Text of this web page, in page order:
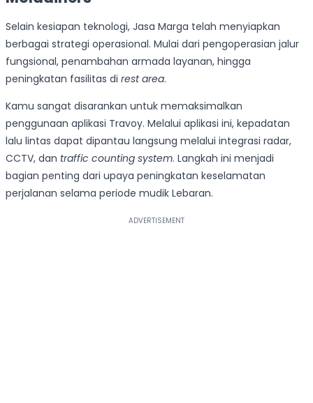
Selain kesiapan teknologi, Jasa Marga telah menyiapkan
berbagai strategi operasional. Mulai dari pengoperasian jalur
fungsional, penambahan armada layanan, hingga
peningkatan fasilitas di rest area.
Kamu sangat disarankan untuk memaksimalkan
penggunaan aplikasi Travoy. Melalui aplikasi ini, kepadatan
lalu lintas dapat dipantau langsung melalui integrasi radar,
CCTV, dan traffic counting system. Langkah ini menjadi
bagian penting dari upaya peningkatan keselamatan
perjalanan selama periode mudik Lebaran.